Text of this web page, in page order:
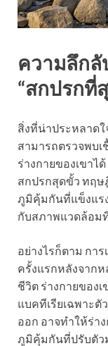
ความลึกลั
“สกปรกที่
สิ่งที่น่าประหลาด
สามารถตรวจพบ
ร่างกายของเขาไ
สกปรกสุดขั้ว ทฤษ
ภูมิคุ้มกันที่แข็งแร
กับสภาพแวดล้อม
อย่างไรก็ตาม กา
ครั้งแรกหลังจากห
ชีวิต ร่างกายของ
แบคทีเรียเฉพาะตั
ออก อาจทำให้ร่า
ภูมิคุ้มกันที่ปรับตัว